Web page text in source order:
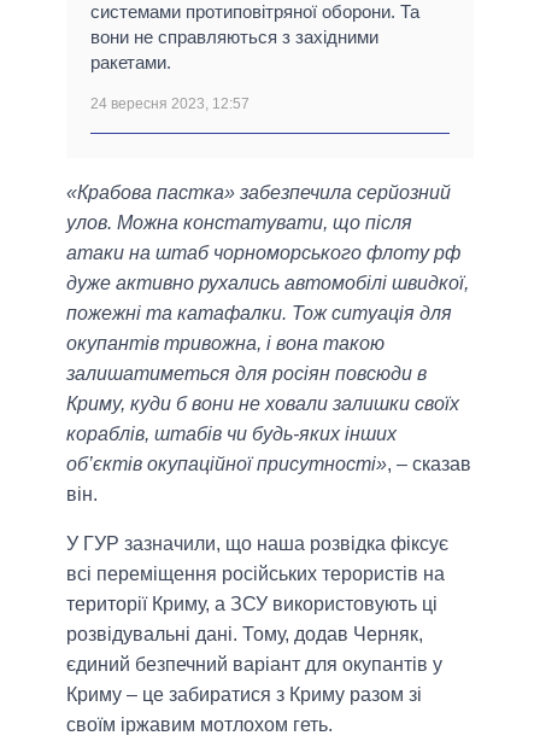
системами протиповітряної оборони. Та
вони не справляються з західними
ракетами.
24 вересня 2023, 12:57
«Крабова пастка» забезпечила серйозний
улов. Можна констатувати, що після
атаки на штаб чорноморського флоту рф
дуже активно рухались автомобілі швидкої,
пожежні та катафалки. Тож ситуація для
окупантів тривожна, і вона такою
залишатиметься для росіян повсюди в
Криму, куди б вони не ховали залишки своїх
кораблів, штабів чи будь-яких інших
об’єктів окупаційної присутності», – сказав
він.
У ГУР зазначили, що наша розвідка фіксує
всі переміщення російських терористів на
території Криму, а ЗСУ використовують ці
розвідувальні дані. Тому, додав Черняк,
єдиний безпечний варіант для окупантів у
Криму – це забиратися з Криму разом зі
своїм іржавим мотлохом геть.